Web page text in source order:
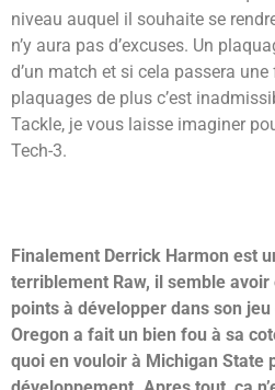
niveau auquel il souhaite se
n’y aura pas d’excuses. Un
d’un match et si cela passera
plaquages de plus c’est
Tackle, je vous laisse imaginer
Tech-3.
Finalement Derrick Harmon est
terriblement Raw, il semble
points à développer dans son
Oregon a fait un bien fou à sa
quoi en vouloir à Michigan State